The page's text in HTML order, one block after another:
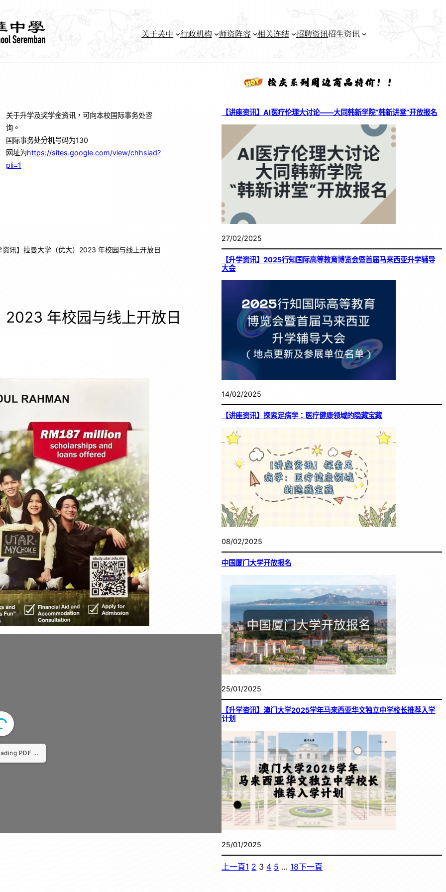
关于芙中 行政机构 师资阵容 相关连结 招聘资讯招生资讯
关于升学及奖学金资讯，可向本校国际事务处咨
询。
国际事务处分机号码为130
网址为https://sites.google.com/view/chhsiad?
pli=1
资讯】拉曼大学（优大）2023 年校园与线上开放日
2023 年校园与线上开放日
【讲座资讯】AI医疗伦理大讨论——大同韩新学院“韩新讲堂”开放报名
27/02/2025
【升学资讯】2025行知国际高等教育博览会暨首届马来西亚升学辅导
大会
14/02/2025
【讲座资讯】探索足病学：医疗健康领域的隐藏宝藏
08/02/2025
中国厦门大学开放报名
25/01/2025
【升学资讯】澳门大学2025学年马来西亚华文独立中学校长推荐入学
计划
25/01/2025
上一頁1 2 3 4 5 … 18下一頁